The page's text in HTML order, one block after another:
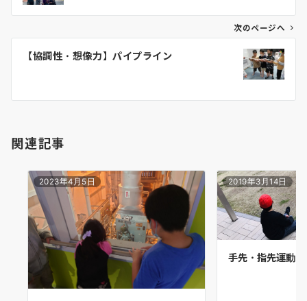
ビ
ン
次のページへ
【協調性・想像力】パイプライン
関連記事
2023年4月5日 2019年3月14日
手先・指先運動